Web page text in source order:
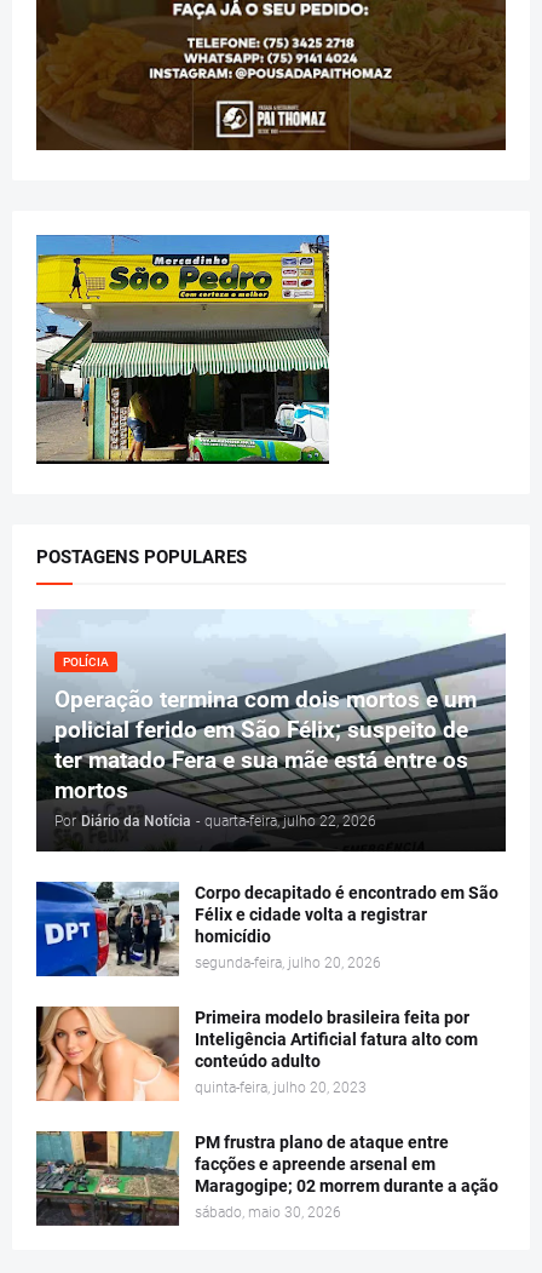
POSTAGENS POPULARES
POLÍCIA
Operação termina com dois mortos e um
policial ferido em São Félix; suspeito de
ter matado Fera e sua mãe está entre os
mortos
Por Diário da Notícia - quarta-feira, julho 22, 2026
Corpo decapitado é encontrado em São
Félix e cidade volta a registrar
homicídio
segunda-feira, julho 20, 2026
Primeira modelo brasileira feita por
Inteligência Artificial fatura alto com
conteúdo adulto
quinta-feira, julho 20, 2023
PM frustra plano de ataque entre
facções e apreende arsenal em
Maragogipe; 02 morrem durante a ação
sábado, maio 30, 2026